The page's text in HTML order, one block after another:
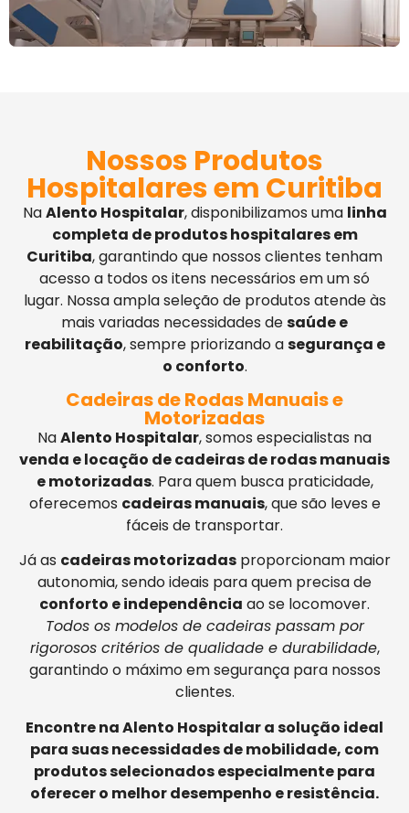
Nossos Produtos
Hospitalares em Curitiba
NaAlento Hospitalar, disponibilizamos uma linha
completa de produtos hospitalares em
Curitiba, garantindo que nossos clientes tenham
acesso a todos os itens necessários em um só
lugar. Nossa ampla seleção de produtos atende às
mais variadas necessidades desaúde e
reabilitação, sempre priorizando asegurança e
o conforto.
Cadeiras de Rodas Manuais e
Motorizadas
NaAlento Hospitalar, somos especialistas na
venda e locação de cadeiras de rodas manuais
e motorizadas. Para quem busca praticidade,
oferecemos cadeiras manuais, que são leves e
fáceis de transportar.
Já as cadeiras motorizadasproporcionam maior
autonomia, sendo ideais para quem precisa de
conforto e independência ao se locomover.
Todos os modelos de cadeiras passam por
rigorosos critérios de qualidade e durabilidade,
garantindo o máximo em segurança para nossos
clientes.
Encontre na Alento Hospitalar a solução ideal
para suas necessidades de mobilidade, com
produtos selecionados especialmente para
oferecer o melhor desempenho e resistência.